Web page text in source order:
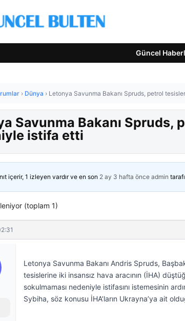
Güncel
› Dünya › Letonya Savunma Bakanı Spruds, petrol
Savunma Bakanı Spruds,
istifa etti
içerir, 1 izleyen vardır ve en son 2 ay 3 hafta önce admin
(toplam 1)
Letonya Savunma Bakanı Andris Spruds,
tesislerine iki insansız hava aracının (İHA)
sokulmaması nedeniyle istifasını istemesinin
Sybiha, söz konusu İHA’ların Ukrayna’ya ait